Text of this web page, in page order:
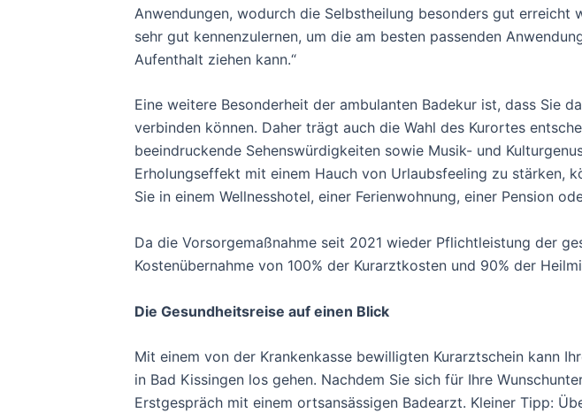
Anwendungen, wodurch die Selbstheilung besonders gut erreicht
sehr gut kennenzulernen, um die am besten passenden
Aufenthalt ziehen kann.“
Eine weitere Besonderheit der ambulanten Badekur ist, dass Sie
verbinden können. Daher trägt auch die Wahl des Kurortes
beeindruckende Sehenswürdigkeiten sowie Musik- und
Erholungseffekt mit einem Hauch von Urlaubsfeeling zu stärken,
Sie in einem Wellnesshotel, einer Ferienwohnung, einer Pension
Da die Vorsorgemaßnahme seit 2021 wieder Pflichtleistung der
Kostenübernahme von 100% der Kurarztkosten und 90% der
Die Gesundheitsreise auf einen Blick
Mit einem von der Krankenkasse bewilligten Kurarztschein kann
in Bad Kissingen los gehen. Nachdem Sie sich für Ihre
Erstgespräch mit einem ortsansässigen Badearzt. Kleiner Tipp: